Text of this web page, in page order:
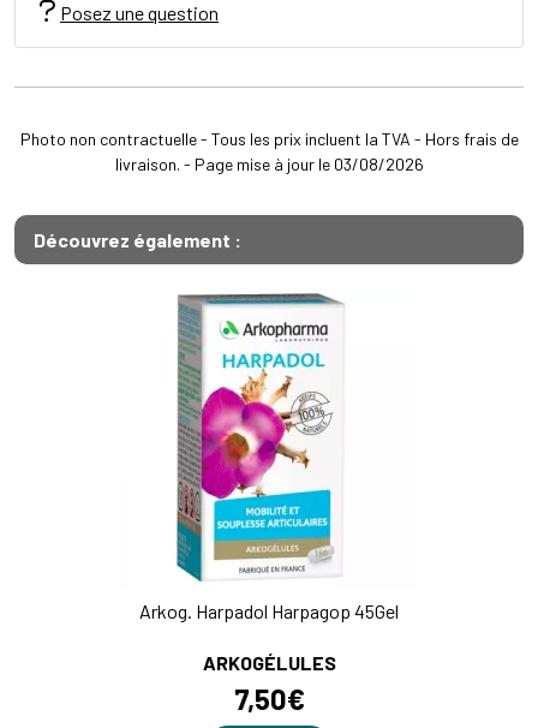
Posez une question
Photo non contractuelle - Tous les prix incluent la TVA - Hors frais de
livraison. - Page mise à jour le 03/08/2026
Découvrez également :
Arkog. Harpadol Harpagop 45Gel
ARKOGÉLULES
7,50€